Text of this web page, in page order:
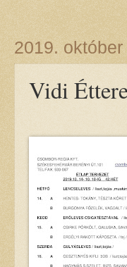
2019.
Vidi